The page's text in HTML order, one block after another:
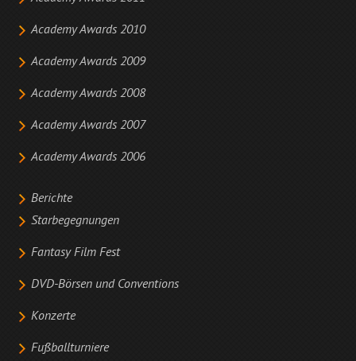
Academy Awards 2010
Academy Awards 2009
Academy Awards 2008
Academy Awards 2007
Academy Awards 2006
Berichte
Starbegegnungen
Fantasy Film Fest
DVD-Börsen und Conventions
Konzerte
Fußballturniere